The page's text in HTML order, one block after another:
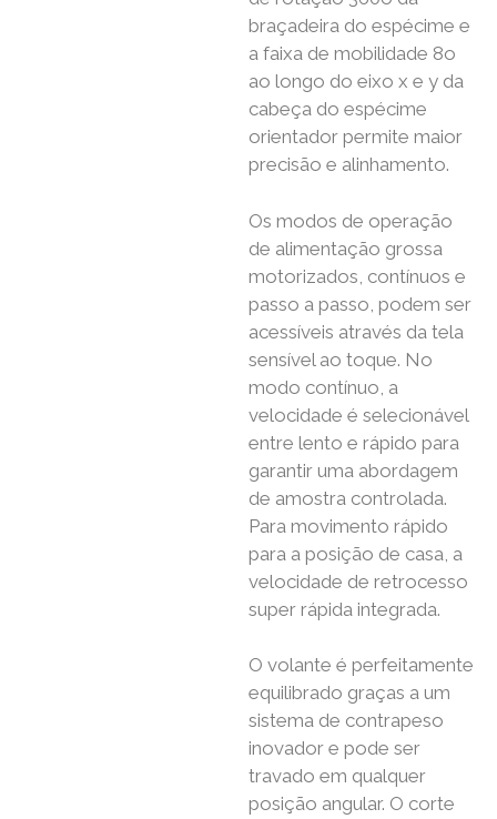
braçadeira do espécime e
a faixa de mobilidade 8o
ao longo do eixo x e y da
cabeça do espécime
orientador permite maior
precisão e alinhamento.
Os modos de operação
de alimentação grossa
motorizados, contínuos e
passo a passo, podem ser
acessíveis através da tela
sensível ao toque. No
modo contínuo, a
velocidade é selecionável
entre lento e rápido para
garantir uma abordagem
de amostra controlada.
Para movimento rápido
para a posição de casa, a
velocidade de retrocesso
super rápida integrada.
O volante é perfeitamente
equilibrado graças a um
sistema de contrapeso
inovador e pode ser
travado em qualquer
posição angular. O corte